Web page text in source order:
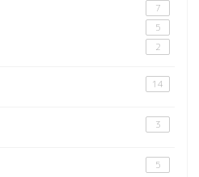
7
5
2
14
3
5